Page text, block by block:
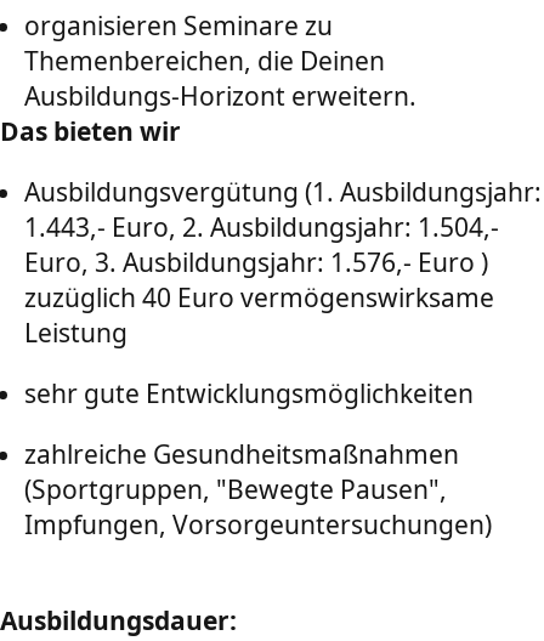
organisieren Seminare zu
Themenbereichen, die Deinen
Ausbildungs-Horizont erweitern.
Das bieten wir
Ausbildungsvergütung (1. Ausbildungsjahr:
1.443,- Euro, 2. Ausbildungsjahr: 1.504,-
Euro, 3. Ausbildungsjahr: 1.576,- Euro )
zuzüglich 40 Euro vermögenswirksame
Leistung
sehr gute Entwicklungsmöglichkeiten
zahlreiche Gesundheitsmaßnahmen
(Sportgruppen, "Bewegte Pausen",
Impfungen, Vorsorgeuntersuchungen)
Ausbildungsdauer: